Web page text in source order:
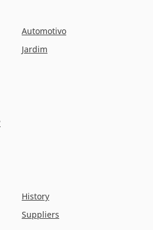
Automotivo
Jardim
History
Suppliers